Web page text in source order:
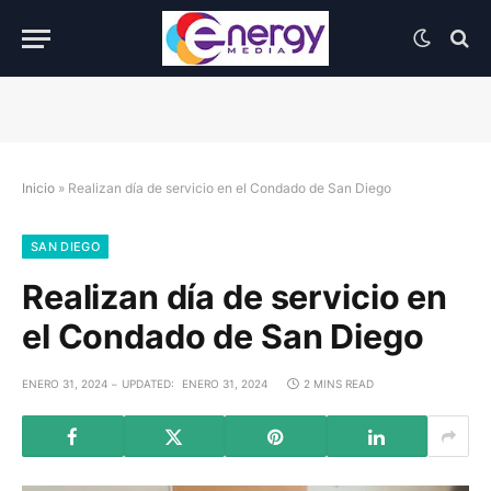
Inicio » Realizan día de servicio en el Condado de San Diego
SAN DIEGO
Realizan día de servicio en
el Condado de San Diego
ENERO 31, 2024 UPDATED: ENERO 31, 2024 2 MINS READ